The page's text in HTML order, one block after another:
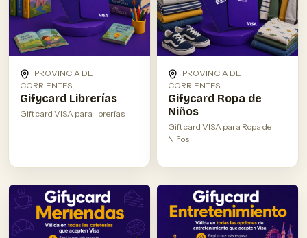
| PROVINCIA DE
CORRIENTES
Gifycard Librerías
Gift card VISA para librerías
| PROVINCIA DE
CORRIENTES
Gifycard Ropa de
Niños
Gift card VISA para Ropa de
Niños